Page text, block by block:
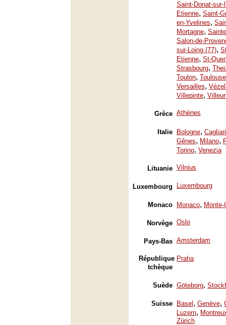
Saint-Donat-sur-
Etienne, Saint-
en-Yvelines,
Mortagne,
Salon-de-
sur-Loing (77),
Etienne, St-
Strasbourg,
Toulon, Toulouse
Versailles,
Villepinte,
Grèce Athènes
Italie Bologne, Cagliari
Gênes, Milano,
Torino, Venezia
Lituanie Vilnius
Luxembourg Luxembourg
Monaco Monaco, Monte-
Norvège Oslo
Pays-Bas Amsterdam
République
tchèque
Praha
Suède Göteborg,
Suisse Basel , Genève,
Luzern,
Zürich